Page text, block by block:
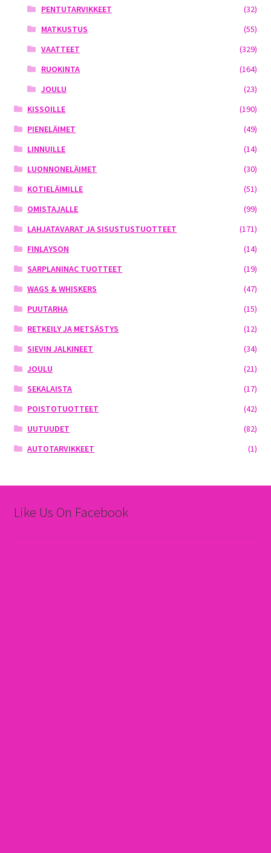
PENTUTARVIKKEET
(32)
MATKUSTUS
(55)
VAATTEET
(329)
RUOKINTA
(164)
JOULU
(23)
KISSOILLE
(190)
PIENELÄIMET
(49)
LINNUILLE
(14)
LUONNONELÄIMET
(30)
KOTIELÄIMILLE
(51)
OMISTAJALLE
(99)
LAHJATAVARAT JA SISUSTUSTUOTTEET
(171)
FINLAYSON
(14)
SARPLANINAC TUOTTEET
(19)
WAGS & WHISKERS
(47)
PUUTARHA
(15)
RETKEILY JA METSÄSTYS
(12)
SIEVIN JALKINEET
(34)
JOULU
(21)
SEKALAISTA
(17)
POISTOTUOTTEET
(42)
UUTUUDET
(82)
AUTOTARVIKKEET
(1)
Like Us On Facebook